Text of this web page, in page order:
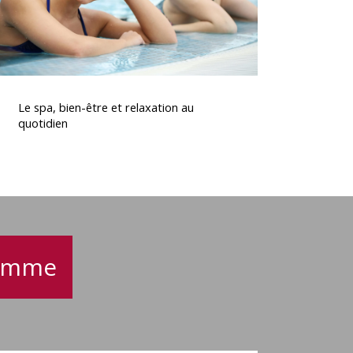
spa,
bien-
Le spa, bien-être et relaxation au
quotidien